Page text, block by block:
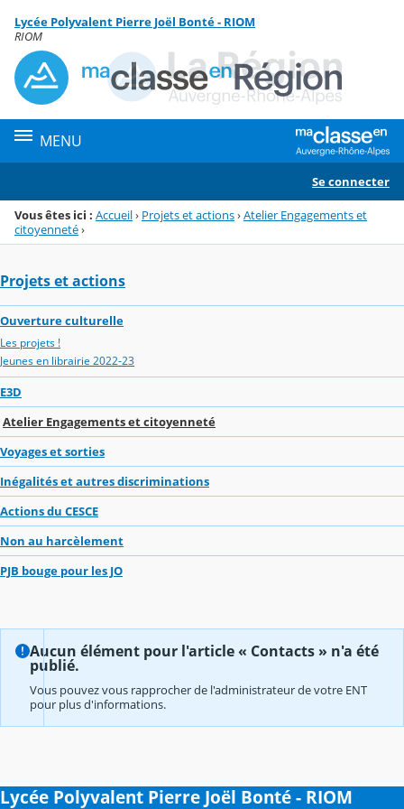
Menu de la rubrique
Contenu
Lycée Polyvalent Pierre Joël Bonté - RIOM
RIOM
MENU
Se connecter
Vous êtes ici : Accueil› Projets et actions›Atelier Engagements et
citoyenneté›
Projets et actions
Ouverture culturelle
Les projets !
Jeunes en librairie 2022-23
E3D
Atelier Engagements et citoyenneté
Voyages et sorties
Inégalités et autres discriminations
Actions du CESCE
Non au harcèlement
PJB bouge pour les JO
Aucun élément pour l'article « Contacts » n'a été
publié.
Vous pouvez vous rapprocher de l'administrateur de votre ENT
pour plus d'informations.
Lycée Polyvalent Pierre Joël Bonté - RIOM